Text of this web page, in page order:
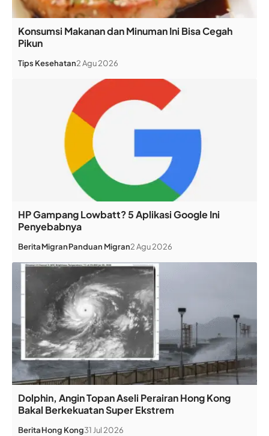
Konsumsi Makanan dan Minuman Ini Bisa Cegah
Pikun
Tips Kesehatan2 Agu 2026
HP Gampang Lowbatt? 5 Aplikasi Google Ini
Penyebabnya
BeritaMigranPanduan Migran2 Agu 2026
Dolphin, Angin Topan Aseli Perairan Hong Kong
Bakal Berkekuatan Super Ekstrem
BeritaHong Kong31 Jul 2026